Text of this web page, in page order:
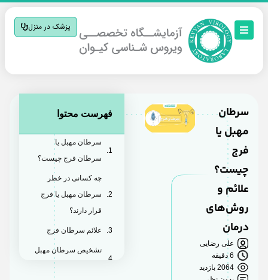
پزشک در منزل
سرطان
مهبل یا
چیست؟
علائم و
روش‌های
درمان
علی رضایی
6 دقیقه
2064 بازدید
فهرست محتوا
سرطان مهبل یا
سرطان فرج چیست؟
چه کسانی در خطر
سرطان مهبل یا فرج
قرار دارند؟
علائم سرطان فرج
تشخیص سرطان مهبل